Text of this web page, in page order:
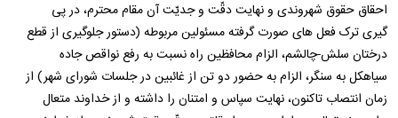
احقاق حقوق شهروندی و نهایت دقّت و جدیّت آن مقام محترم، در پی
گیری ترک فعل های صورت گرفته مسئولین مربوطه (دستور جلوگیری از قطع
درختان سلش-چالشم، الزام محافظین راه نسبت به رفع نواقص جاده
سیاهکل به سنگر، الزام به حضور دو تن از غائبین در جلسات شورای شهر) از
زمان انتصاب تاکنون، نهایت سپاس و امتنان را داشته و از خداوند متعال